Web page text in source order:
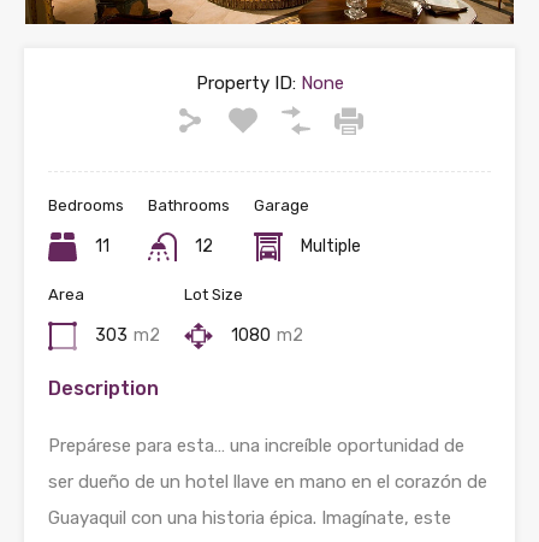
Property ID:None
Bedrooms
11
Bathrooms
12
Garage
Multiple
Area
303 m2
Lot Size
1080 m2
Description
Prepárese para esta… una increíble oportunidad de
ser dueño de un hotel llave en mano en el corazón de
Guayaquil con una historia épica. Imagínate, este